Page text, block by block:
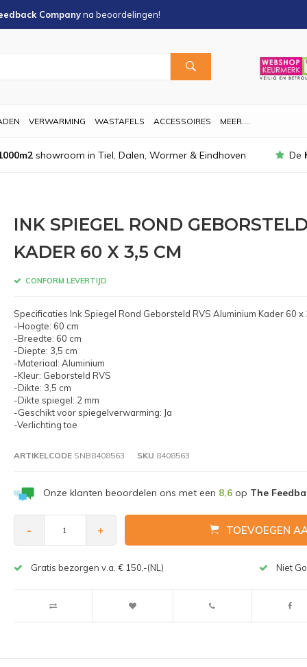
Companyna beoordelingen!
VERWARMING WASTAFELS ACCESSOIRES MEER....
showroom in Tiel, Dalen, Wormer & Eindhoven De
Afbeelding
INK SPIEGEL ROND
KADER 60 X 3,5 CM
CONFORM LEVERTIJD
Specificaties Ink Spiegel Rond Geborsteld RVS Aluminium Kader 60 x
-Hoogte: 60 cm
-Breedte: 60 cm
-Diepte: 3,5 cm
-Materiaal: Aluminium
-Kleur: Geborsteld RVS
-Dikte: 3,5 cm
-Dikte spiegel: 2 mm
-Geschikt voor spiegelverwarming: Ja
-Verlichting toe
ARTIKELCODESNB8408563 SKU 8408563
Onze klanten beoordelen ons met een 8,6op The
- + TOEVOEGEN
Gratis bezorgen v.a. € 150,-(NL) Niet